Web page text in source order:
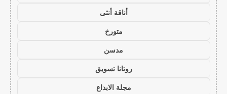
أناقة أنثى
متورخ
مدسن
روتانا تسويق
مجلة الابداع